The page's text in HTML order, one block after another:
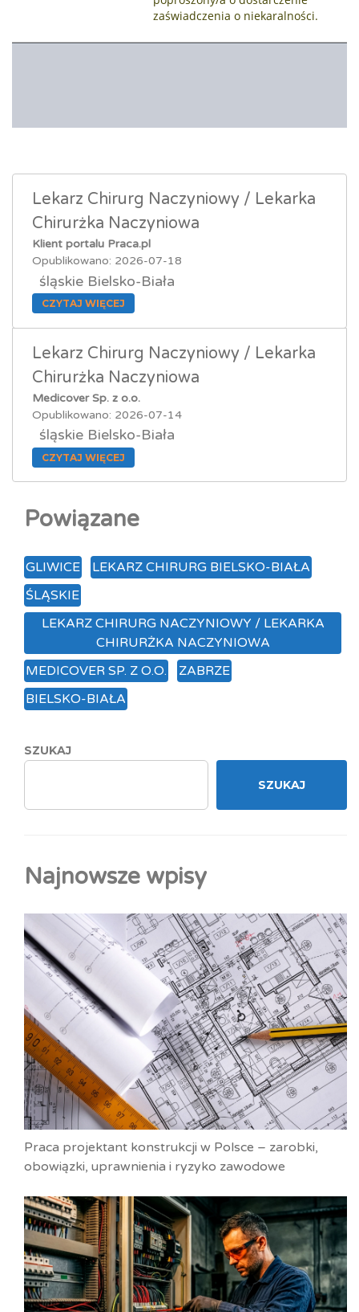
zaświadczenia o niekaralności.
Lekarz Chirurg Naczyniowy / Lekarka
Chirurżka Naczyniowa
Klient portalu Praca.pl
Opublikowano: 2026-07-18
śląskie Bielsko-Biała
CZYTAJ WIĘCEJ
Lekarz Chirurg Naczyniowy / Lekarka
Chirurżka Naczyniowa
Medicover Sp. z o.o.
Opublikowano: 2026-07-14
śląskie Bielsko-Biała
CZYTAJ WIĘCEJ
Powiązane
GLIWICE
LEKARZ CHIRURG BIELSKO-BIAŁA
ŚLĄSKIE
LEKARZ CHIRURG NACZYNIOWY / LEKARKA
CHIRURŻKA NACZYNIOWA
MEDICOVER SP. Z O.O.
ZABRZE
BIELSKO-BIAŁA
SZUKAJ
SZUKAJ
Najnowsze wpisy
Praca projektant konstrukcji w Polsce – zarobki,
obowiązki, uprawnienia i ryzyko zawodowe